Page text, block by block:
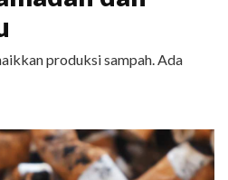
produksi sampah. Ada